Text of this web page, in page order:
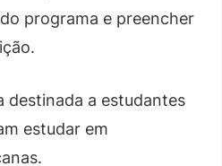
programa e preencher
destinada a estudantes
estudar em